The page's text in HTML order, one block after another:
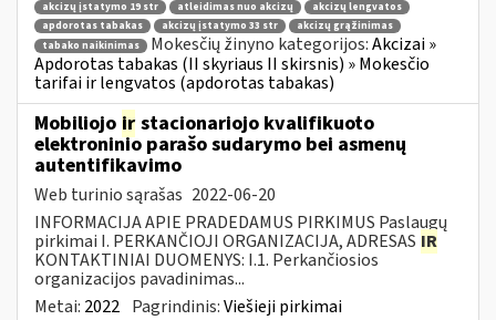
akcizų įstatymo 19 str atleidimas nuo akcizų
akcizų lengvatos
apdorotas tabakas
akcizų įstatymo 33 str
akcizų grąžinimas
tabako naikinimas
Mokesčių žinyno kategorijos:Akcizai »
Apdorotas tabakas (II skyriaus II skirsnis) » Mokesčio
tarifai ir lengvatos (apdorotas tabakas)
Mobiliojo ir stacionariojo kvalifikuoto
elektroninio parašo sudarymo bei asmenų
autentifikavimo
Web turinio sąrašas 2022-06-20
INFORMACIJA APIE PRADEDAMUS PIRKIMUS Paslaugų
pirkimai I. PERKANČIOJI ORGANIZACIJA, ADRESAS IR
KONTAKTINIAI DUOMENYS: I.1. Perkančiosios
organizacijos pavadinimas...
Metai: 2022 Pagrindinis:Viešieji pirkimai